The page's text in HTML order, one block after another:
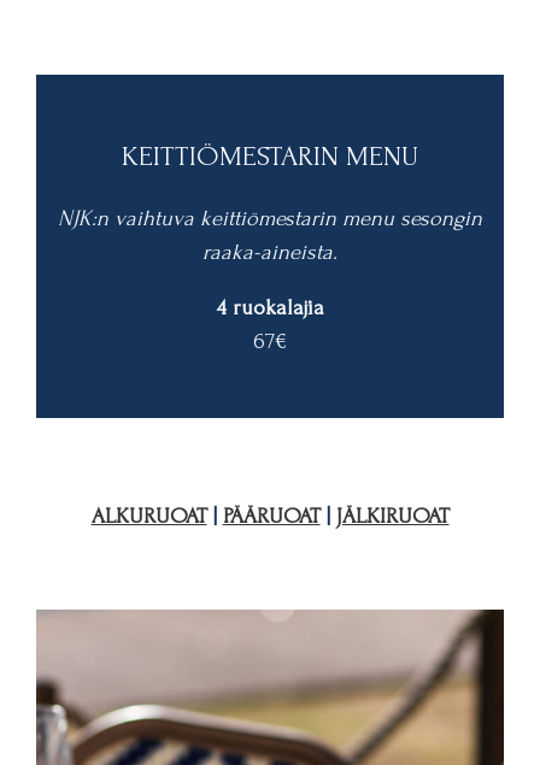
KEITTIÖMESTARIN MENU
NJK:n vaihtuva keittiömestarin menu sesongin
raaka-aineista.
4 ruokalajia
67€
ALKURUOAT| PÄÄRUOAT| JÄLKIRUOAT